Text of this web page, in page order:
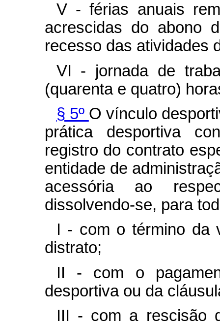
V - férias anuais
acrescidas do abono
recesso das atividades
VI - jornada de
(quarenta e quatro)
§ 5º O vínculo
prática desportiva
registro do contrato
entidade de
acessória ao
dissolvendo-se, para
I - com o término da
distrato;
II - com o
desportiva ou da
III - com a rescisão